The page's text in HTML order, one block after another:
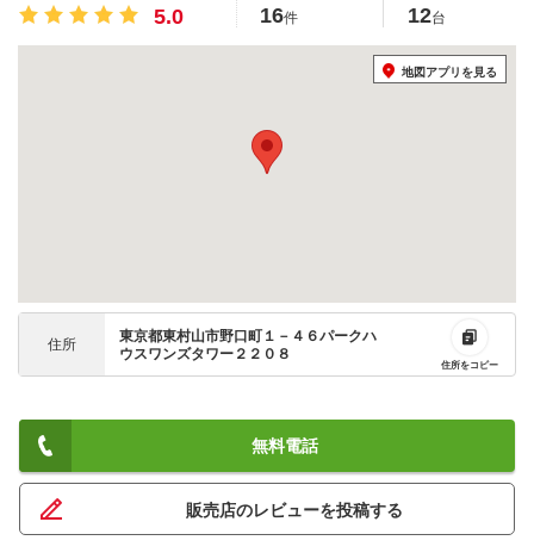
5.0 16件 12台
地図アプリを見る
住所
東京都東村山市野口町１－４６パークハ
ウスワンズタワー２２０８
住所をコピー
無料電話
販売店のレビューを投稿する